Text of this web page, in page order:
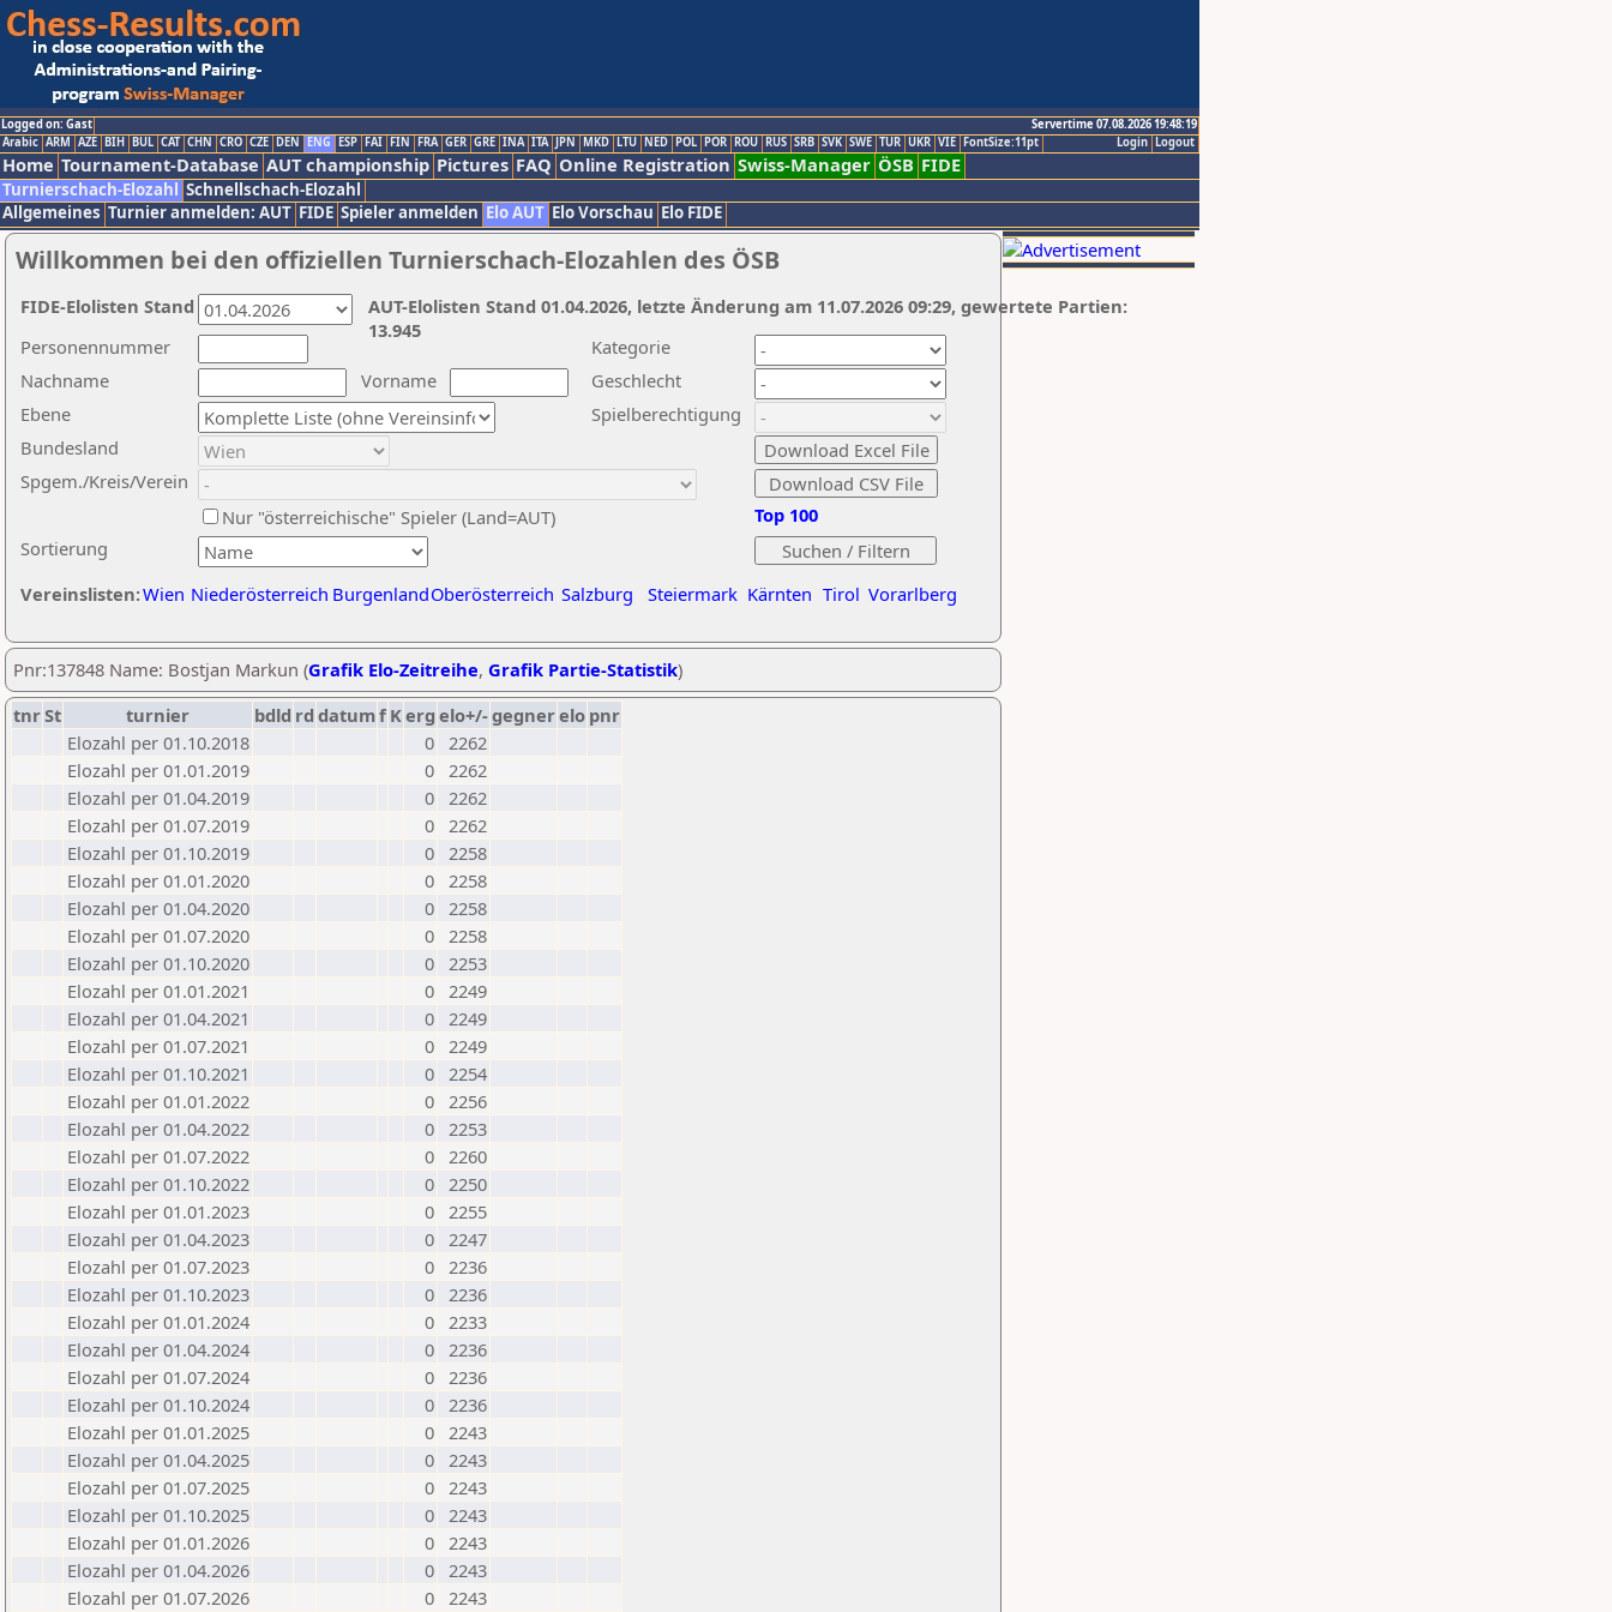
Logged on: Gast
Servertime 07.08.2026 19:48:19
Logout
Login
Arabic ARM AZE BIH BUL CAT CHN CRO CZE DEN ENG ESP FAI FIN FRA GER GRE INA ITA JPN MKD LTU NED POL POR ROU RUS SRB SVK SWE TUR UKR VIE FontSize:11pt
Home Tournament-Database AUT championship Pictures FAQ Online Registration Swiss-Manager ÖSB FIDE
Turnierschach-Elozahl Schnellschach-Elozahl
Allgemeines Turnier anmelden: AUT FIDE Spieler anmelden Elo AUT Elo Vorschau Elo FIDE
Willkommen bei den offiziellen Turnierschach-Elozahlen des ÖSB
Nachname
Vorname
Ebene
Kategorie
Sortierung
Personennummer
Bundesland
Spgem./Kreis/Verein
Geschlecht
Nur "österreichische" Spieler (Land=AUT)
Spielberechtigung
Vereinslisten:Wien Niederösterreich BurgenlandOberösterreich Salzburg Steiermark Kärnten Tirol Vorarlberg
Top 100
AUT-Elolisten Stand 01.04.2026, letzte Änderung am 11.07.2026 09:29, gewertete Partien:
13.945
FIDE-Elolisten Stand
Pnr:137848 Name: Bostjan Markun (Grafik Elo-Zeitreihe, Grafik Partie-Statistik)
tnrSt turnier bdld rd datumf Kerg elo+/-gegnerelo pnr
Elozahl per 01.10.2018
0 2262
Elozahl per 01.01.2019
0 2262
Elozahl per 01.04.2019
0 2262
Elozahl per 01.07.2019
0 2262
Elozahl per 01.10.2019
0 2258
Elozahl per 01.01.2020
0 2258
Elozahl per 01.04.2020
0 2258
Elozahl per 01.07.2020
0 2258
Elozahl per 01.10.2020
0 2253
Elozahl per 01.01.2021
0 2249
Elozahl per 01.04.2021
0 2249
Elozahl per 01.07.2021
0 2249
Elozahl per 01.10.2021
0 2254
Elozahl per 01.01.2022
0 2256
Elozahl per 01.04.2022
0 2253
Elozahl per 01.07.2022
0 2260
Elozahl per 01.10.2022
0 2250
Elozahl per 01.01.2023
0 2255
Elozahl per 01.04.2023
0 2247
Elozahl per 01.07.2023
0 2236
Elozahl per 01.10.2023
0 2236
Elozahl per 01.01.2024
0 2233
Elozahl per 01.04.2024
0 2236
Elozahl per 01.07.2024
0 2236
Elozahl per 01.10.2024
0 2236
Elozahl per 01.01.2025
0 2243
Elozahl per 01.04.2025
0 2243
Elozahl per 01.07.2025
0 2243
Elozahl per 01.10.2025
0 2243
Elozahl per 01.01.2026
0 2243
Elozahl per 01.04.2026
0 2243
Elozahl per 01.07.2026
0 2243